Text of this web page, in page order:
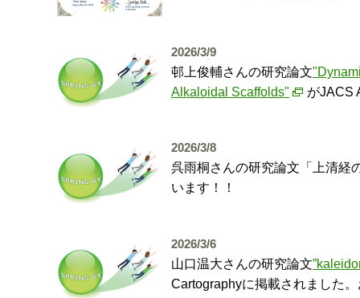
2026/3/9
邨上俊輔さんの研究論文
Alkaloidal Scaffolds"
がJACS
2026/3/8
呉雨桐さんの研究論文「上清経
います！！
2026/3/6
山口温大さんの研究論文
Cartographyに掲載されました